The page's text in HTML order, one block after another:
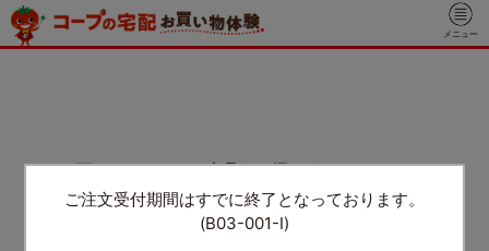
ご注文受付期間はすでに終了となっております。
(B03-001-I)
メニュー
----- 下のメニューから商品をお探しください。 -----